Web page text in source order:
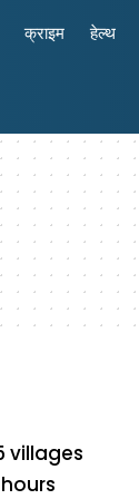
क्राइम हेल्थ